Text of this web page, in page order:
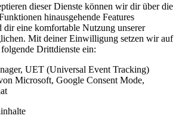
dieser Dienste können wir dir über die
hinausgehende Features
dir eine komfortable Nutzung unserer
Mit deiner Einwilligung setzen wir auf
Drittdienste ein:
UET (Universal Event Tracking)
Microsoft, Google Consent Mode,